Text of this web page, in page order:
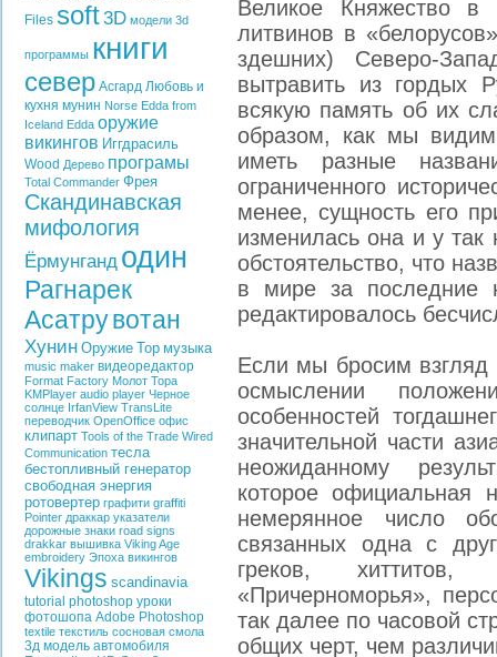
Files soft3D модели 3d
программы книги
север Асгард Любовь и
кухня мунин Norse Edda from
Iceland Edda оружие
викингов Иггдрасиль
Wood Дерево програмы
Total Commander Фрея
Скандинавская
мифология
Ёрмунганд один
Рагнарек
Асатрувотан
Хунин Оружие Тор музыка
music maker видеоредактор
Format Factory Молот Тора
KMPlayer audio player Черное
солнце IrfanView TransLite
переводчик OpenOffice офис
клипарт Tools of the Trade Wired
Communication тесла
бестопливный генератор
свободная энергия
ротовертер графити graffiti
Pointer драккар указатели
дорожные знаки road signs
drakkar вышивка Viking Age
embroidery Эпоха викингов
Vikings scandinavia
tutorial photoshop уроки
фотошопа Adobe Photoshop
textile текстиль сосновая смола
3д модель автомобиля
Великое Княжество в
литвинов в
здешних) Северо-
вытравить из гордых
всякую память об их
образом, как мы
иметь разные
ограниченного
менее, сущность его
изменилась она и у
обстоятельство, что
в мире за последние
редактировалось
Если мы бросим взгляд
осмыслении
особенностей
значительной части
неожиданному
которое официальная
немерянное число
связанных одна с
греков, хиттитов,
«Причерноморья»,
так далее по часовой
общих черт, чем